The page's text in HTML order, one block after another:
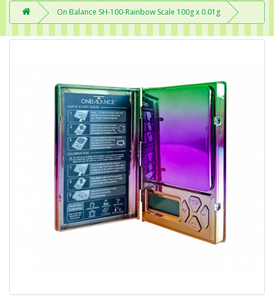
On Balance SH-100-Rainbow Scale 100g x 0.01g